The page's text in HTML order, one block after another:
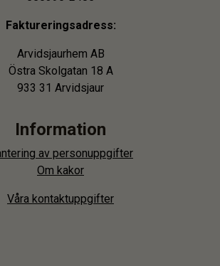
Faktureringsadress:
Arvidsjaurhem AB
Östra Skolgatan 18 A
933 31 Arvidsjaur
Information
av personuppgifter
Om kakor
Våra kontaktuppgifter